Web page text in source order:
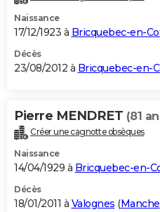
Naissance
17/12/1923 à Bricquebec-en-
Décès
23/08/2012 à Bricquebec-en-
Pierre MENDRET (81
Créer une cagnotte obsèques
Naissance
14/04/1929 à Bricquebec-en-
Décès
18/01/2011 à Valognes (Manche